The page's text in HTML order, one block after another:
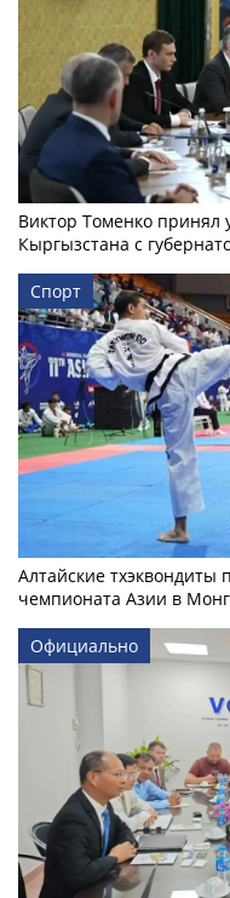
Виктор Томенко принял
Кыргызстана с
Спорт
Алтайские тхэквондиты
чемпионата Азии в
Официально